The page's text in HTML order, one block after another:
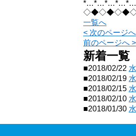
一覧へ
< 次のページへ
前のページへ >
新着一覧
■2018/02/22
■2018/02/19
■2018/02/15
■2018/02/10
■2018/01/30